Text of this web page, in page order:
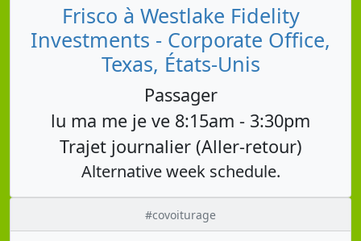
Frisco à Westlake Fidelity
Investments - Corporate Office,
Texas, États-Unis
Passager
lu ma me je ve 8:15am - 3:30pm
Trajet journalier (Aller-retour)
Alternative week schedule.
#covoiturage